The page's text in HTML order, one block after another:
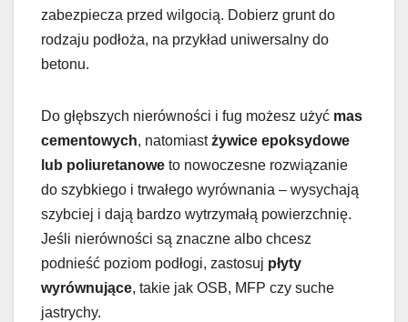
zabezpiecza przed wilgocią. Dobierz grunt do
rodzaju podłoża, na przykład uniwersalny do
betonu.
Do głębszych nierówności i fug możesz użyć mas
cementowych, natomiastżywice epoksydowe
lub poliuretanowe to nowoczesne rozwiązanie
do szybkiego i trwałego wyrównania – wysychają
szybciej i dają bardzo wytrzymałą powierzchnię.
Jeśli nierówności są znaczne albo chcesz
podnieść poziom podłogi, zastosuj płyty
wyrównujące, takie jak OSB, MFP czy suche
jastrychy.